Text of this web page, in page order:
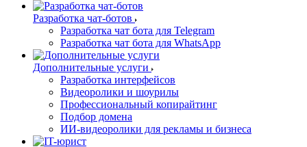
Разработка чат-ботов
Разработка чат бота для Telegram
Разработка чат бота для WhatsApp
Дополнительные услуги
Разработка интерфейсов
Видеоролики и шоурилы
Профессиональный копирайтинг
Подбор домена
ИИ-видеоролики для рекламы и бизнеса